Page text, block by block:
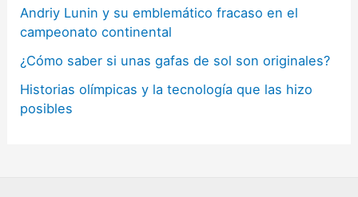
Andriy Lunin y su emblemático fracaso en el
campeonato continental
¿Cómo saber si unas gafas de sol son originales?
Historias olímpicas y la tecnología que las hizo
posibles